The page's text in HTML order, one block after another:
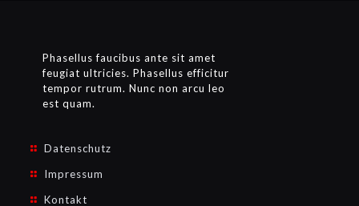
Phasellus faucibus ante sit amet
feugiat ultricies. Phasellus efficitur
tempor rutrum. Nunc non arcu leo
est quam.
Datenschutz
Impressum
Kontakt